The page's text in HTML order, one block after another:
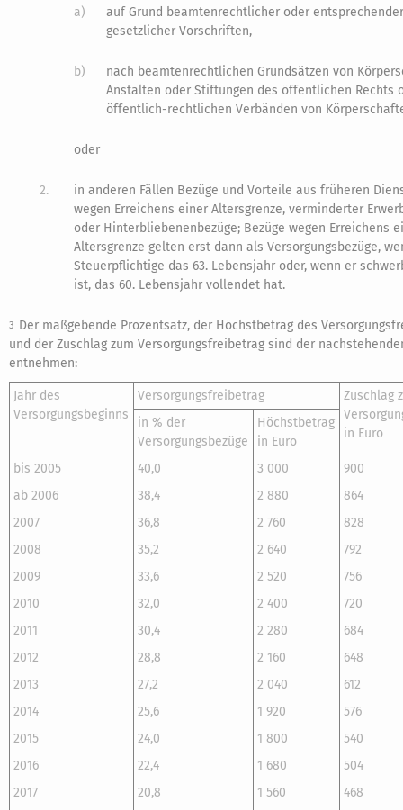
a)
auf Grund beamtenrechtlicher oder
gesetzlicher Vorschriften,
b)
nach beamtenrechtlichen Grundsätzen von
Anstalten oder Stiftungen des öffentlichen Rechts
öffentlich-rechtlichen Verbänden von
oder
2.
in anderen Fällen Bezüge und Vorteile aus früheren
wegen Erreichens einer Altersgrenze, verminderter
oder Hinterbliebenenbezüge; Bezüge wegen Erreichens
Altersgrenze gelten erst dann als Versorgungsbezüge,
Steuerpflichtige das 63. Lebensjahr oder, wenn er
ist, das 60. Lebensjahr vollendet hat.
3 Der maßgebende Prozentsatz, der Höchstbetrag des
und der Zuschlag zum Versorgungsfreibetrag sind der
entnehmen:
Jahr des
Versorgungsbeginns
Versorgungsfreibetrag
Zuschlag
in Euro
in % der
Versorgungsbezüge
Höchstbetrag
in Euro
bis 2005
40,0 3 000
900
ab 2006
38,4 2 880
864
2007
36,8 2 760
828
2008
35,2 2 640
792
2009
33,6 2 520
756
2010
32,0 2 400
720
2011
30,4 2 280
684
2012
28,8 2 160
648
2013
27,2 2 040
612
2014
25,6 1 920
576
2015
24,0 1 800
540
2016
22,4 1 680
504
2017
20,8 1 560
468